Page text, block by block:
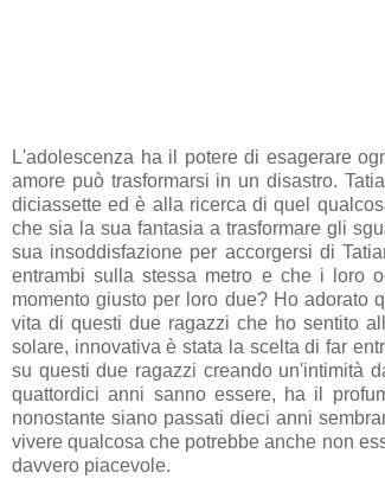
L'adolescenza ha il potere di esagerare
amore può trasformarsi in un disastro.
diciassette ed è alla ricerca di quel
che sia la sua fantasia a trasformare gli
sua insoddisfazione per accorgersi di
entrambi sulla stessa metro e che i loro
momento giusto per loro due? Ho adorato
vita di questi due ragazzi che ho sentito
solare, innovativa è stata la scelta di far
su questi due ragazzi creando un'intimità
quattordici anni sanno essere, ha il
nonostante siano passati dieci anni
vivere qualcosa che potrebbe anche non
davvero piacevole.